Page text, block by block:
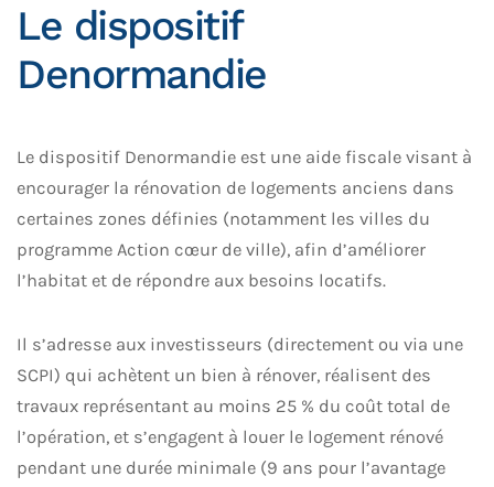
Le dispositif
Denormandie
Le dispositif Denormandie est une aide fiscale visant à
encourager la rénovation de logements anciens dans
certaines zones définies (notamment les villes du
programme Action cœur de ville), afin d’améliorer
l’habitat et de répondre aux besoins locatifs.
Il s’adresse aux investisseurs (directement ou via une
SCPI) qui achètent un bien à rénover, réalisent des
travaux représentant au moins 25 % du coût total de
l’opération, et s’engagent à louer le logement rénové
pendant une durée minimale (9 ans pour l’avantage